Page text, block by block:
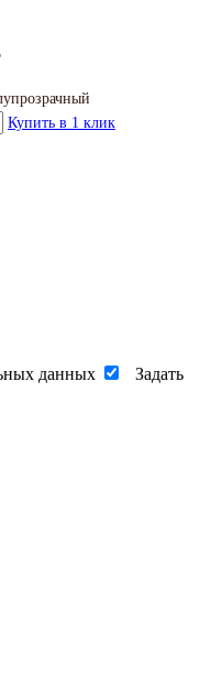
Купить в 1 клик
данных
Задать